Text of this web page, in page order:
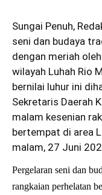
Sungai Penuh,
seni dan budaya
dengan meriah
wilayah Luhah Rio
bernilai luhur ini
Sekretaris Daerah
malam kesenian
bertempat di area
malam, 27 Juni
Pergelaran seni dan
rangkaian perhelatan